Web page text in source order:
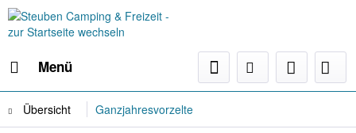
Menü
Übersicht Ganzjahresvorzelte